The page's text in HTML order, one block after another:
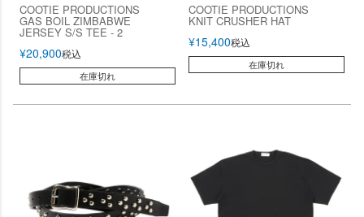
COOTIE PRODUCTIONS
GAS BOIL ZIMBABWE
JERSEY S/S TEE - 2
¥20,900税込
在庫切れ
COOTIE PRODUCTIONS
KNIT CRUSHER HAT
¥15,400税込
在庫切れ